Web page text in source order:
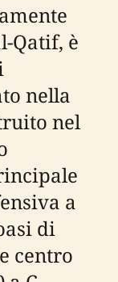
Qatif, è
nella
nel
a
di
centro